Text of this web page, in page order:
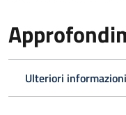
Ulteriori informazioni